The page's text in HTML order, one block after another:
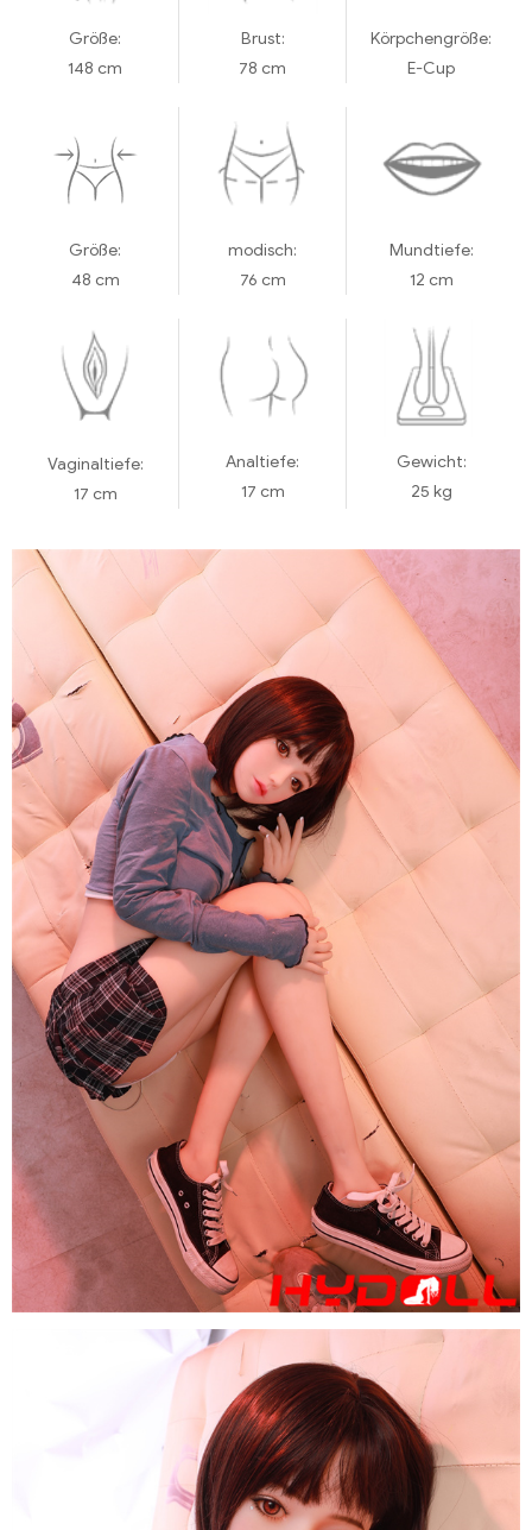
Größe:
148 cm
Brust:
78 cm
Körpchengröße:
E-Cup
Größe:
48 cm
modisch:
76 cm
Mundtiefe:
12 cm
Vaginaltiefe:
17 cm
Analtiefe:
17 cm
Gewicht:
25 kg